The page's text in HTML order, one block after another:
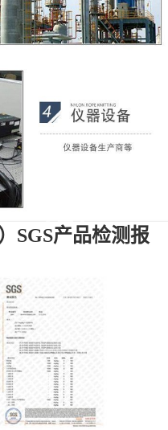
SGS产品检测报